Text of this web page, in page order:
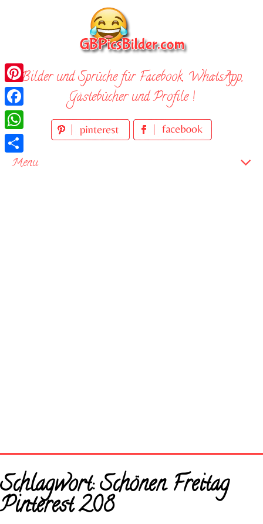
Bilder und Sprüche für Facebook, WhatsApp,
Gästebücher und Profile !
Menu
Startseite
Neue Bilder
Schlagwort:Schönen Freitag
Pinterest 208
Pinterest
Facebook
WhatsApp
Teilen